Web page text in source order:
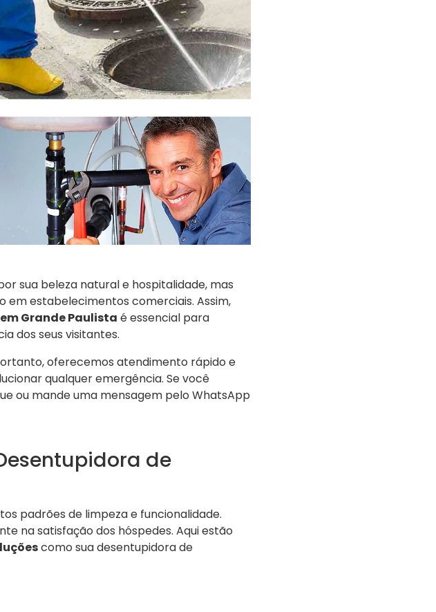
sua beleza natural e hospitalidade, mas
estabelecimentos comerciais. Assim,
Grande Paulista é essencial para
dos seus visitantes.
oferecemos atendimento rápido e
qualquer emergência. Se você
ou mande uma mensagem pelo WhatsApp
de
padrões de limpeza e funcionalidade.
na satisfação dos hóspedes. Aqui estão
como sua desentupidora de